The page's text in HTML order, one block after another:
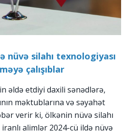
nüvə silahı texnologiyası
çalışıblar
əldə etdiyi daxili sənədlərə,
məktublarına və səyahət
verir ki, ölkənin nüvə silahı
alimlər 2024-cü ildə nüvə